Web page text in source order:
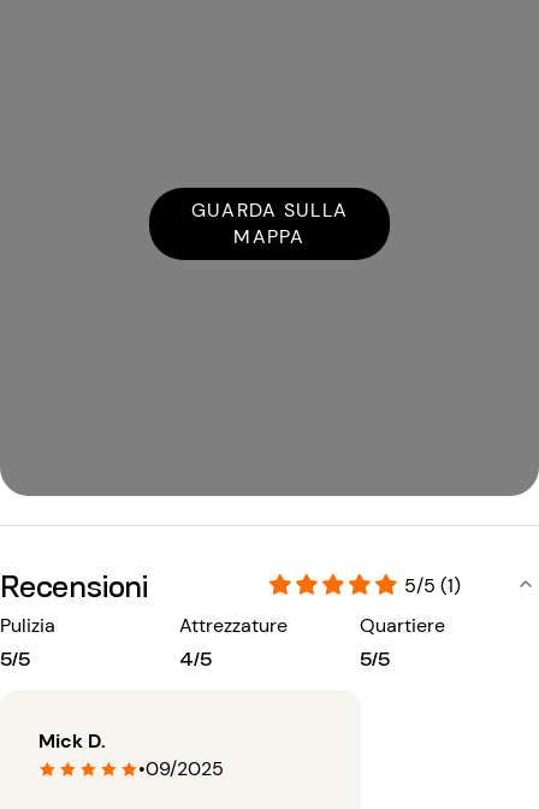
GUARDA SULLA
MAPPA
Recensioni
5/5 (1)
Pulizia
5/5
Attrezzature
4/5
Quartiere
5/5
Mick D.
•09/2025